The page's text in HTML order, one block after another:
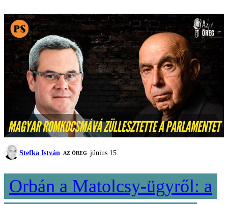
Stefka István AZ ÖREG június 15.
Orbán a Matolcsy-ügyről: a